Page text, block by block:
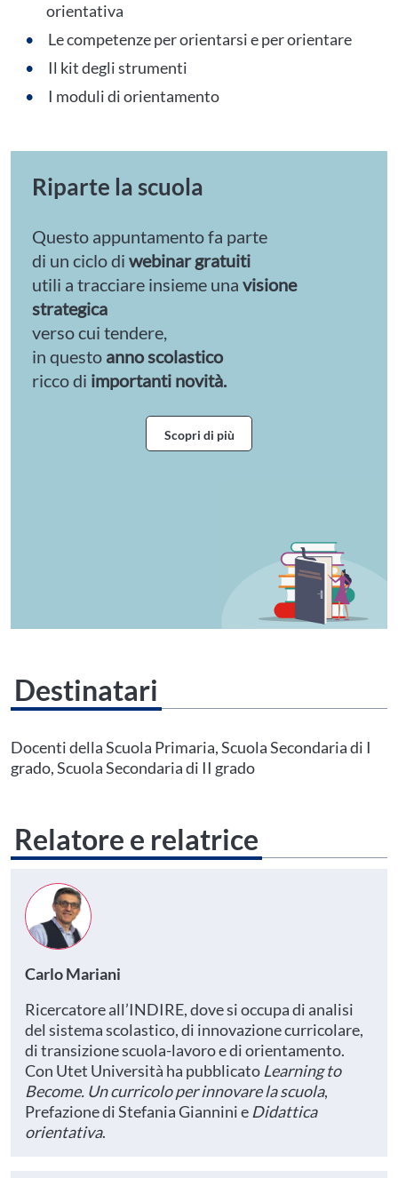
orientativa
Le competenze per orientarsi e per orientare
Il kit degli strumenti
I moduli di orientamento
Riparte la scuola
Questo appuntamento fa parte
di un ciclo di webinar gratuiti
utili a tracciare insieme una visione
strategica
verso cui tendere,
in questo anno scolastico
ricco di importanti novità.
Scopri di più
Destinatari
tuo profilo personalePrima di procedere all'iscrizione aggiorna le tue scuole in
Area Personale
Docenti della Scuola Primaria, Scuola Secondaria di I
grado, Scuola Secondaria di II grado
Relatore e relatrice
Carlo Mariani
Ricercatore all’INDIRE, dove si occupa di analisi
del sistema scolastico, di innovazione curricolare,
di transizione scuola-lavoro e di orientamento.
Con Utet Università ha pubblicato Learning to
Become. Un curricolo per innovare la scuola,
Prefazione di Stefania Giannini e Didattica
orientativa.